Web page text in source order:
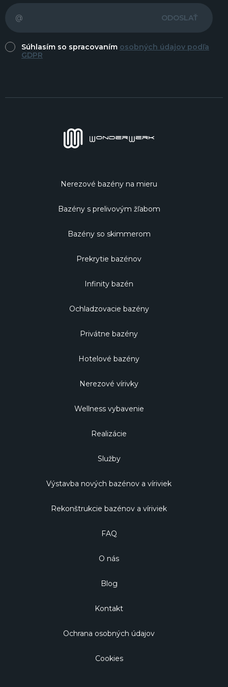
ODOSLAŤ
Súhlasím so spracovaním osobných údajov podľa
GDPR
Nerezové bazény na mieru
Bazény s prelivovým žľabom
Bazény so skimmerom
Prekrytie bazénov
Infinity bazén
Ochladzovacie bazény
Privátne bazény
Hotelové bazény
Nerezové vírivky
Wellness vybavenie
Realizácie
Služby
Výstavba nových bazénov a víriviek
Rekonštrukcie bazénov a víriviek
FAQ
O nás
Blog
Kontakt
Ochrana osobných údajov
Cookies